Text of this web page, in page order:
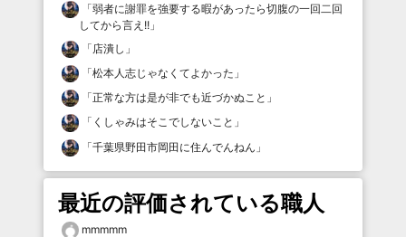
「弱者に謝罪を強要する暇があったら切腹の一回二回
してから言え!! 」
「 店潰し 」
「松本人志じゃなくてよかった 」
「正常な方は是が非でも近づかぬこと 」
「 くしゃみはそこでしないこと 」
「千葉県野田市岡田に住んでんねん 」
最近の評価されている職人
mmmmm